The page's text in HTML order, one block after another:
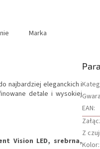
Marka
najbardziej eleganckich i
detale i wysokiej
Vision LED, srebrna,
EAN:
Z
Kolor: